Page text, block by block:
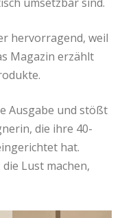
hervorragend, weil
Magazin erzählt
Ausgabe und stößt
die ihre 40-
hat.
Lust machen,